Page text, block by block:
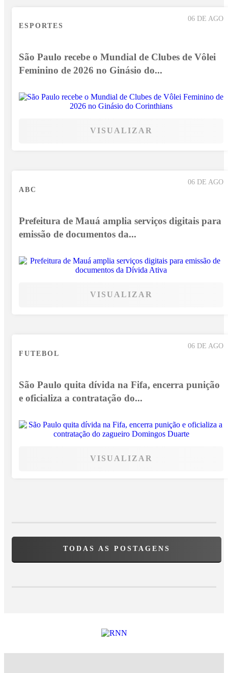
06 DE AGO
ESPORTES
São Paulo recebe o Mundial de Clubes de Vôlei
Feminino de 2026 no Ginásio do...
VISUALIZAR
06 DE AGO
ABC
Prefeitura de Mauá amplia serviços digitais para
emissão de documentos da...
VISUALIZAR
06 DE AGO
FUTEBOL
São Paulo quita dívida na Fifa, encerra punição
e oficializa a contratação do...
VISUALIZAR
TODAS AS POSTAGENS